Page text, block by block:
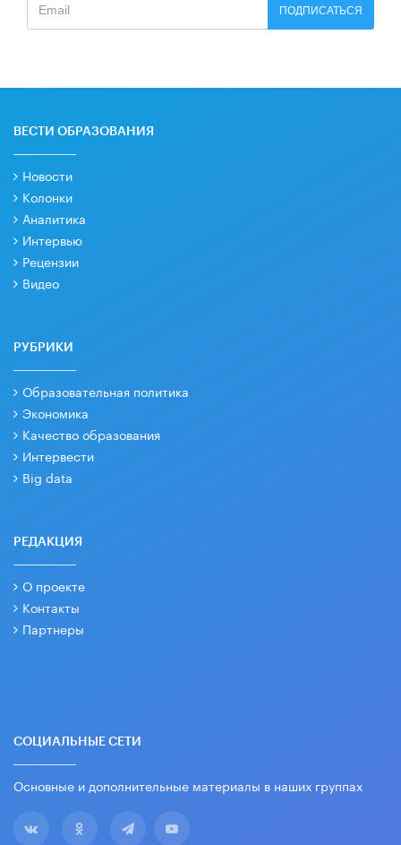
ПОДПИСАТЬСЯ
ВЕСТИ ОБРАЗОВАНИЯ
Новости
Колонки
Аналитика
Интервью
Рецензии
Видео
РУБРИКИ
Образовательная политика
Экономика
Качество образования
Интервести
Big data
РЕДАКЦИЯ
О проекте
Контакты
Партнеры
СОЦИАЛЬНЫЕ СЕТИ
Основные и дополнительные материалы в наших группах